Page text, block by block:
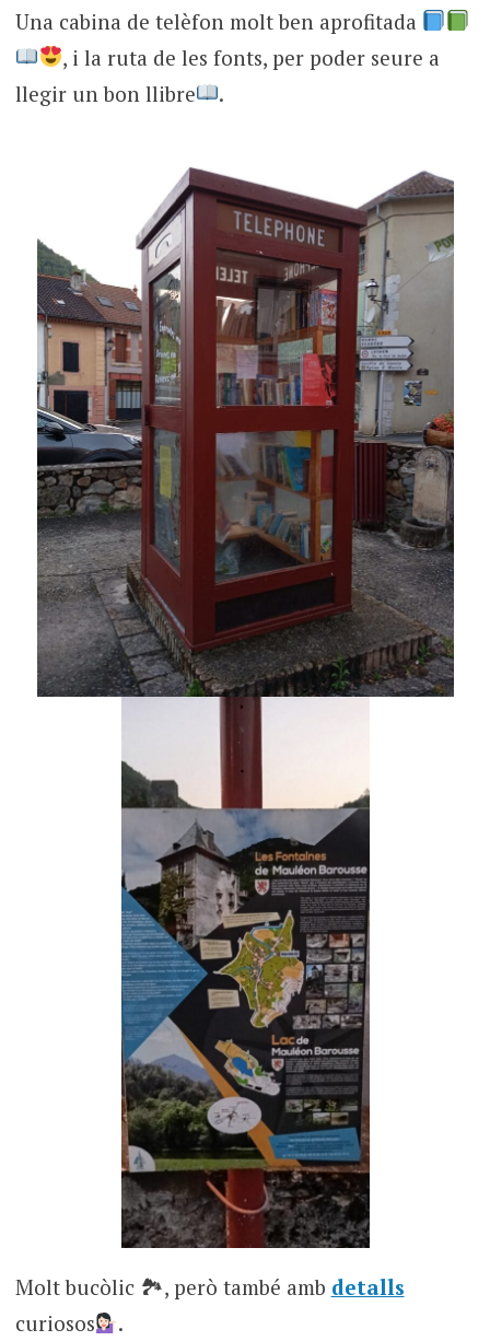
Una cabina de telèfon molt ben aprofitada
, i la ruta de les fonts, per poder seure a
llegir un bon llibre
.
Molt bucòlic 🏞, però també amb detalls
curiosos
.